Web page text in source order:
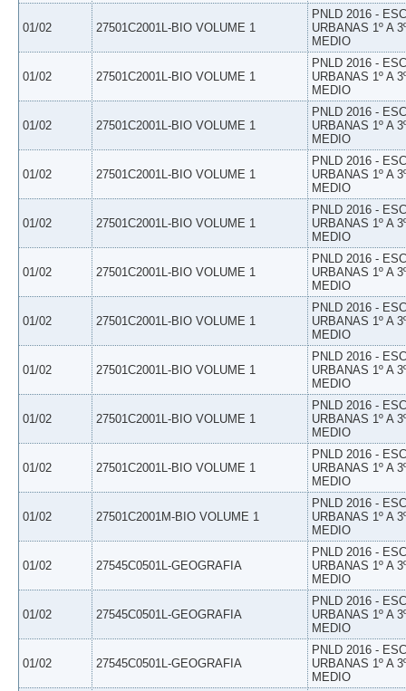
01/02 27501C2001L-BIO VOLUME 1
PNLD 2016 -
URBANAS 1º A
MEDIO
01/02 27501C2001L-BIO VOLUME 1
PNLD 2016 -
URBANAS 1º A
MEDIO
01/02 27501C2001L-BIO VOLUME 1
PNLD 2016 -
URBANAS 1º A
MEDIO
01/02 27501C2001L-BIO VOLUME 1
PNLD 2016 -
URBANAS 1º A
MEDIO
01/02 27501C2001L-BIO VOLUME 1
PNLD 2016 -
URBANAS 1º A
MEDIO
01/02 27501C2001L-BIO VOLUME 1
PNLD 2016 -
URBANAS 1º A
MEDIO
01/02 27501C2001L-BIO VOLUME 1
PNLD 2016 -
URBANAS 1º A
MEDIO
01/02 27501C2001L-BIO VOLUME 1
PNLD 2016 -
URBANAS 1º A
MEDIO
01/02 27501C2001L-BIO VOLUME 1
PNLD 2016 -
URBANAS 1º A
MEDIO
01/02 27501C2001L-BIO VOLUME 1
PNLD 2016 -
URBANAS 1º A
MEDIO
01/02 27501C2001M-BIO VOLUME 1
PNLD 2016 -
URBANAS 1º A
MEDIO
01/02 27545C0501L-GEOGRAFIA
PNLD 2016 -
URBANAS 1º A
MEDIO
01/02 27545C0501L-GEOGRAFIA
PNLD 2016 -
URBANAS 1º A
MEDIO
01/02 27545C0501L-GEOGRAFIA
PNLD 2016 -
URBANAS 1º A
MEDIO